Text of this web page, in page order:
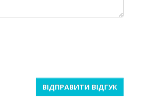
ВІДПРАВИТИ ВІДГУК